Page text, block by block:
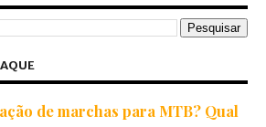
de marchas para MTB? Qual